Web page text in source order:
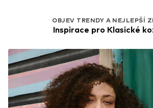
OBJEV TRENDY A NEJLEPŠÍ
Inspirace pro Klasické